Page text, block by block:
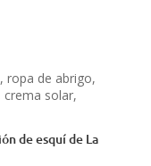
ropa de abrigo,
solar,
de esquí de La